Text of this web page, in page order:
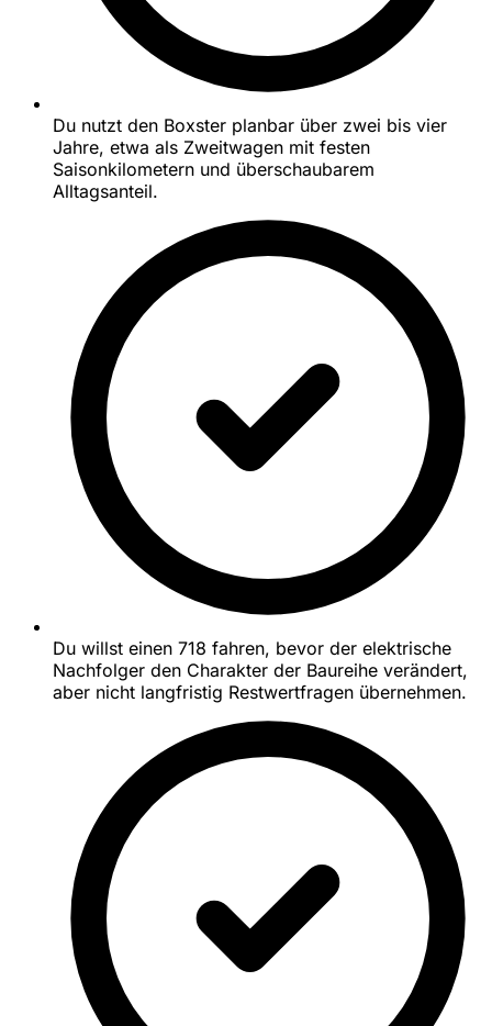
Du nutzt den Boxster planbar über zwei bis vier
Jahre, etwa als Zweitwagen mit festen
Saisonkilometern und überschaubarem
Alltagsanteil.
Du willst einen 718 fahren, bevor der elektrische
Nachfolger den Charakter der Baureihe verändert,
aber nicht langfristig Restwertfragen übernehmen.